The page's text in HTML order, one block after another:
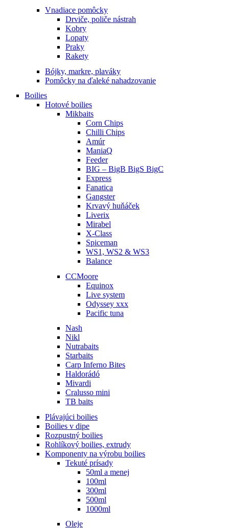
Vnadiace pomôcky
Drviče, poliče nástrah
Kobry
Lopaty
Praky
Rakety
Bójky, markre, plaváky
Pomôcky na ďaleké nahadzovanie
Boilies
Hotové boilies
Mikbaits
Corn Chips
Chilli Chips
Amúr
ManiaQ
Feeder
BIG – BigB BigS BigC
Express
Fanatica
Gangster
Krvavý huňáček
Liverix
Mirabel
X-Class
Spiceman
WS1, WS2 & WS3
Balance
CCMoore
Equinox
Live system
Odyssey xxx
Pacific tuna
Nash
Nikl
Nutrabaits
Starbaits
Carp Inferno Bites
Haldorádó
Mivardi
Cralusso mini
TB baits
Plávajúci boilies
Boilies v dipe
Rozpustný boilies
Rohlíkový boilies, extrudy
Komponenty na výrobu boilies
Tekuté prísady
50ml a menej
100ml
300ml
500ml
1000ml
Oleje